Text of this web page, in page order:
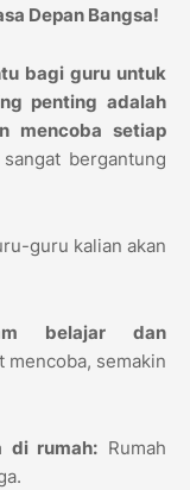
Depan Bangsa!
bagi guru untuk
penting adalah
mencoba setiap
bergantung
guru kalian akan
belajar dan
mencoba, semakin
di rumah: Rumah